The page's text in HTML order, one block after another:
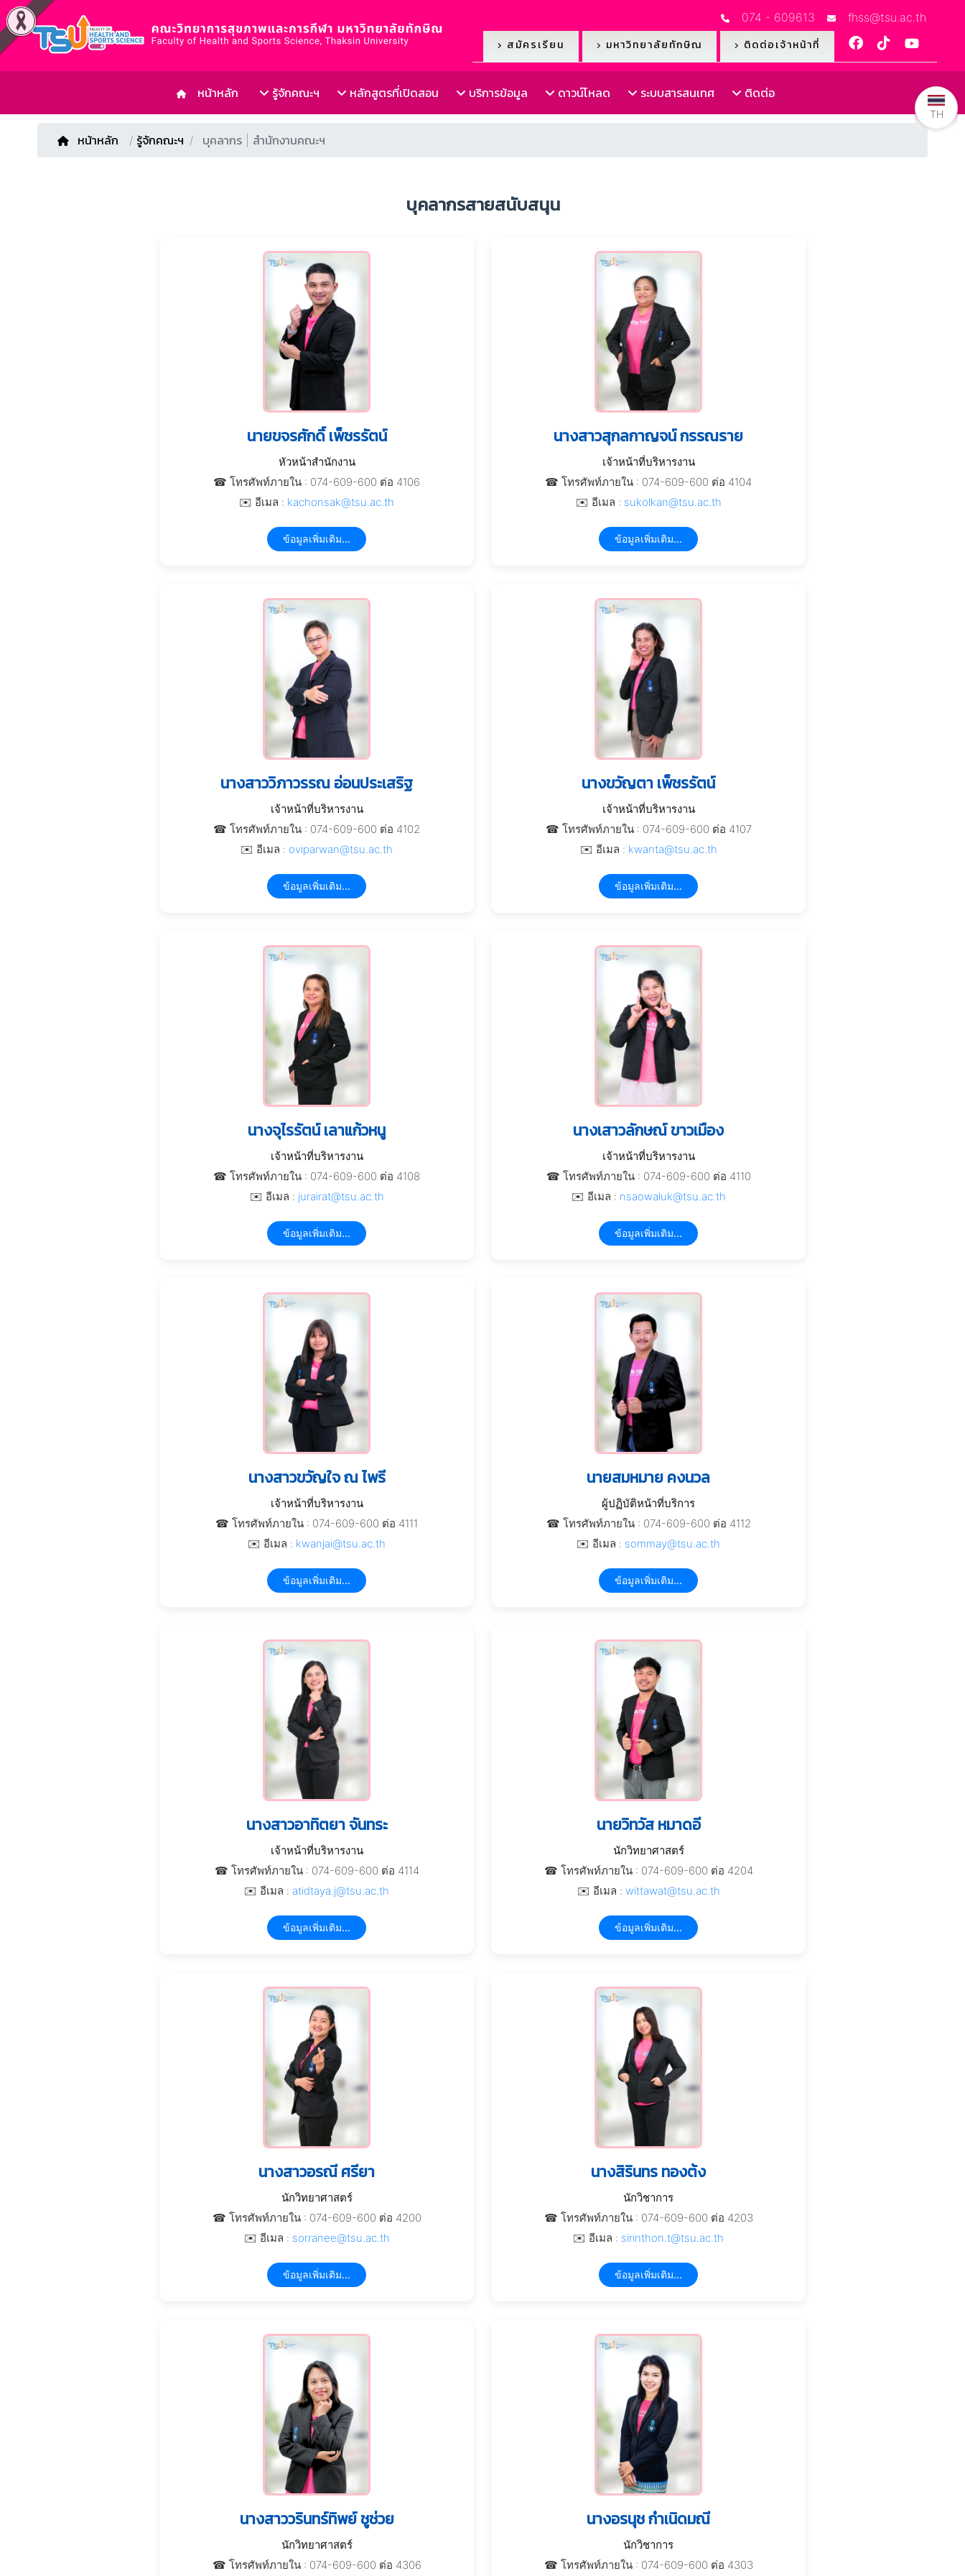
074 - 609613 fhss@tsu.ac.th
สมัครเรียน มหาวิทยาลัยทักษิณ ติดต่อเจ้าหน้าที่
หน้าหลัก รู้จักคณะฯ หลักสูตรที่เปิดสอน บริการข้อมูล ดาวน์โหลด ระบบสารสนเทศ ติดต่อ
หน้าหลัก / รู้จักคณะฯ บุคลากร | สำนักงานคณะฯ
บุคลากรสายสนับสนุน
นายขจรศักดิ์ เพ็ชรรัตน์
หัวหน้าสำนักงาน
☎ โทรศัพท์ภายใน : 074-609-600 ต่อ 4106
✉️ อีเมล : kachonsak@tsu.ac.th
ข้อมูลเพิ่มเติม...
นางสาวสุกลกาญจน์ กรรณราย
เจ้าหน้าที่บริหารงาน
☎ โทรศัพท์ภายใน : 074-609-600 ต่อ 4104
✉️ อีเมล : sukolkan@tsu.ac.th
ข้อมูลเพิ่มเติม...
นางสาววิภาวรรณ อ่อนประเสริฐ
เจ้าหน้าที่บริหารงาน
☎ โทรศัพท์ภายใน : 074-609-600 ต่อ 4102
✉️ อีเมล : oviparwan@tsu.ac.th
ข้อมูลเพิ่มเติม...
นางขวัญตา เพ็ชรรัตน์
เจ้าหน้าที่บริหารงาน
☎ โทรศัพท์ภายใน : 074-609-600 ต่อ 4107
✉️ อีเมล : kwanta@tsu.ac.th
ข้อมูลเพิ่มเติม...
นางจุไรรัตน์ เลาแก้วหนู
เจ้าหน้าที่บริหารงาน
☎ โทรศัพท์ภายใน : 074-609-600 ต่อ 4108
✉️ อีเมล : jurairat@tsu.ac.th
ข้อมูลเพิ่มเติม...
นางเสาวลักษณ์ ขาวเมือง
เจ้าหน้าที่บริหารงาน
☎ โทรศัพท์ภายใน : 074-609-600 ต่อ 4110
✉️ อีเมล : nsaowaluk@tsu.ac.th
ข้อมูลเพิ่มเติม...
นางสาวขวัญใจ ณ ไพรี
เจ้าหน้าที่บริหารงาน
☎ โทรศัพท์ภายใน : 074-609-600 ต่อ 4111
✉️ อีเมล : kwanjai@tsu.ac.th
ข้อมูลเพิ่มเติม...
นายสมหมาย คงนวล
ผู้ปฏิบัติหน้าที่บริการ
☎ โทรศัพท์ภายใน : 074-609-600 ต่อ 4112
✉️ อีเมล : sommay@tsu.ac.th
ข้อมูลเพิ่มเติม...
นางสาวอาทิตยา จันทระ
เจ้าหน้าที่บริหารงาน
☎ โทรศัพท์ภายใน : 074-609-600 ต่อ 4114
✉️ อีเมล : atidtaya.j@tsu.ac.th
ข้อมูลเพิ่มเติม...
นายวิทวัส หมาดอี
นักวิทยาศาสตร์
☎ โทรศัพท์ภายใน : 074-609-600 ต่อ 4204
✉️ อีเมล : wittawat@tsu.ac.th
ข้อมูลเพิ่มเติม...
นางสาวอรณี ศรียา
นักวิทยาศาสตร์
☎ โทรศัพท์ภายใน : 074-609-600 ต่อ 4200
✉️ อีเมล : sorranee@tsu.ac.th
ข้อมูลเพิ่มเติม...
นางสิรินทร ทองต้ง
นักวิชาการ
☎ โทรศัพท์ภายใน : 074-609-600 ต่อ 4203
✉️ อีเมล : sirinthon.t@tsu.ac.th
ข้อมูลเพิ่มเติม...
นางสาววรินทร์ทิพย์ ชูช่วย
นักวิทยาศาสตร์
☎ โทรศัพท์ภายใน : 074-609-600 ต่อ 4306
นางอรนุช กำเนิดมณี
นักวิชาการ
☎ โทรศัพท์ภายใน : 074-609-600 ต่อ 4303
TH